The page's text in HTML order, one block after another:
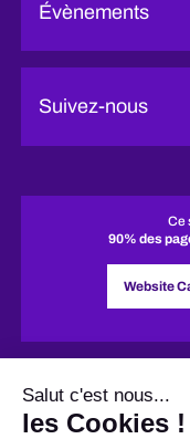
Évènements
Suivez-nous
Ce
90% des
Website